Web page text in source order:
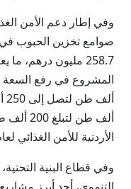
وفي إطار دعم الأمن
صوامع تخزين الحبوب في
ألف طن
الأردنية للأمن الغذائي لعام
وفي قطاع البنية